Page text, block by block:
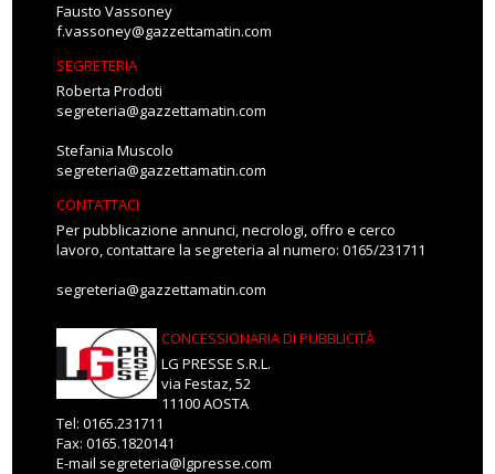
Fausto Vassoney
f.vassoney@gazzettamatin.com
SEGRETERIA
Roberta Prodoti
segreteria@gazzettamatin.com
Stefania Muscolo
segreteria@gazzettamatin.com
CONTATTACI
Per pubblicazione annunci, necrologi, offro e cerco
lavoro, contattare la segreteria al numero: 0165/231711
segreteria@gazzettamatin.com
CONCESSIONARIA DI PUBBLICITÀ
LG PRESSE S.R.L.
via Festaz, 52
11100 AOSTA
Tel: 0165.231711
Fax: 0165.1820141
E-mail segreteria@lgpresse.com